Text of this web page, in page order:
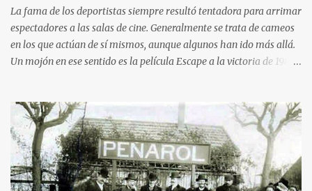
La fama de los deportistas siempre resultó tentadora para arrimar
espectadores a las salas de cine. Generalmente se trata de cameos
en los que actúan de sí mismos, aunque algunos han ido más allá.
Un mojón en ese sentido es la película Escape a la victoria de 1982
una recreación muy libre del llamado partido de la muerte jugado
en Kiev, Ucrania, el 9 de agosto de 1942, bajo la ocupación nazi.
Stallone atajando un penal sobre la hora. Hoy nos enfocaremos en
tres historias de deportistas que fueron más allá, incluso alguno
llegando a construir una carrera como actor y obteniendo elogios